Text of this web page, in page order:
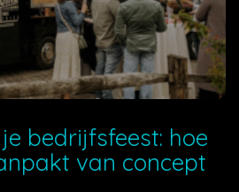
bedrijfsfeest: hoe
van concept